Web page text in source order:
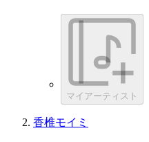
マイアーティスト
香椎モイミ